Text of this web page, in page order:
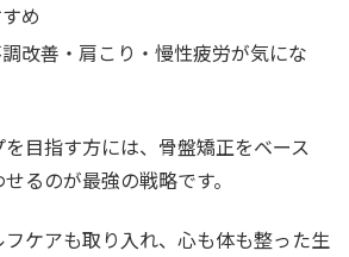
め
改善・肩こり・慢性疲労が気にな
目指す方には、骨盤矯正をベース
るのが最強の戦略です。
ケアも取り入れ、心も体も整った生